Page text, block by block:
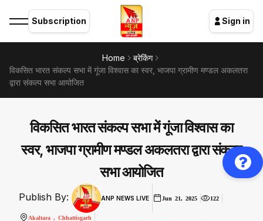
Subscription Sign in
Home
ब्रेकिंग
विकसित भारत संकल्प सभा में गूंजा विश्वास का स्वर, भाजपा ग्रामीण मण्डल अकलतरा
द्वारा संकल्प सभा आयोजित
विकसित भारत संकल्प सभा में गूंजा विश्वास का
स्वर, भाजपा ग्रामीण मण्डल अकलतरा द्वारा संकल्प
सभा आयोजित
Publish By: ANP NEWS LIVE Jun 21, 2025 122
Akaltara , Chhattisgarh